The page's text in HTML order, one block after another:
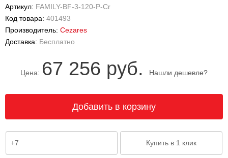
Артикул: FAMILY-BF-3-120-P-Cr
Код товара: 401493
Производитель: Cezares
Доставка: Бесплатно
Цена: 67 256 руб. Нашли дешевле?